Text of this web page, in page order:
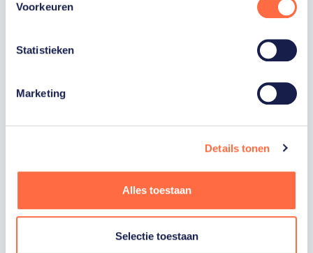
Voorkeuren
Statistieken
Marketing
Details tonen
Alles toestaan
Selectie toestaan
Trotse hoofdsponsor
Staatsloterij is trotse hoofdsponsor van
sportiefste land van de wereld maken.